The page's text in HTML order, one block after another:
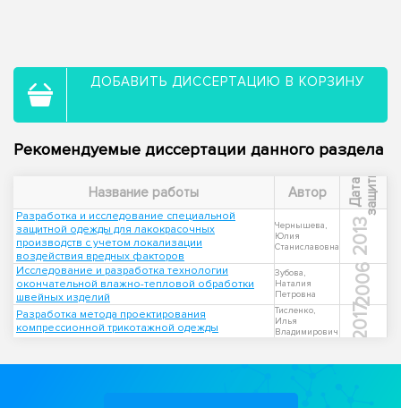
ДОБАВИТЬ ДИССЕРТАЦИЮ В КОРЗИНУ
Рекомендуемые диссертации данного раздела
Название работы Автор Д
а
т
а
з
а
щ
и
т ы
Разработка и исследование специальной
защитной одежды для лакокрасочных
производств с учетом локализации
воздействия вредных факторов
Чернышева,
Юлия
Станиславовна
2013
Исследование и разработка технологии
окончательной влажно-тепловой обработки
швейных изделий
Зубова,
Наталия
Петровна
2006
Разработка метода проектирования
компрессионной трикотажной одежды
Тисленко,
Илья
Владимирович
2017